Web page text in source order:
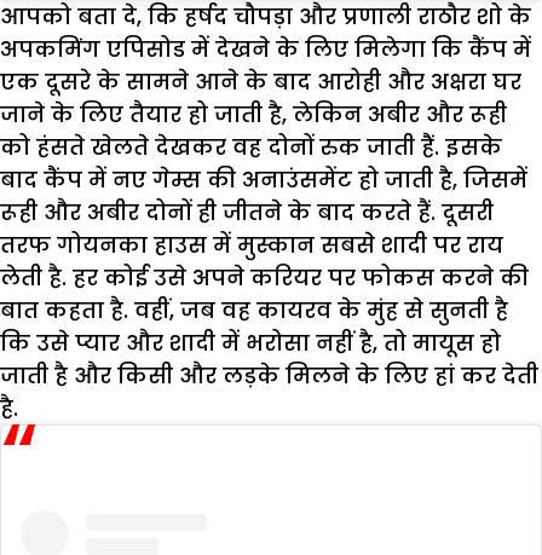
आपको बता दे, कि हर्षद चौपड़ा और प्रणाली राठौर शो के
अपकमिंग एपिसोड में देखने के लिए मिलेगा कि कैंप में
एक दूसरे के सामने आने के बाद आरोही और अक्षरा घर
जाने के लिए तैयार हो जाती है, लेकिन अबीर और रूही
को हंसते खेलते देखकर वह दोनों रुक जाती हैं. इसके
बाद कैंप में नए गेम्स की अनाउंसमेंट हो जाती है, जिसमें
रूही और अबीर दोनों ही जीतने के बाद करते हैं. दूसरी
तरफ गोयनका हाउस में मुस्कान सबसे शादी पर राय
लेती है. हर कोई उसे अपने करियर पर फोकस करने की
बात कहता है. वहीं, जब वह कायरव के मुंह से सुनती है
कि उसे प्यार और शादी में भरोसा नहीं है, तो मायूस हो
जाती है और किसी और लड़के मिलने के लिए हां कर देती
है.